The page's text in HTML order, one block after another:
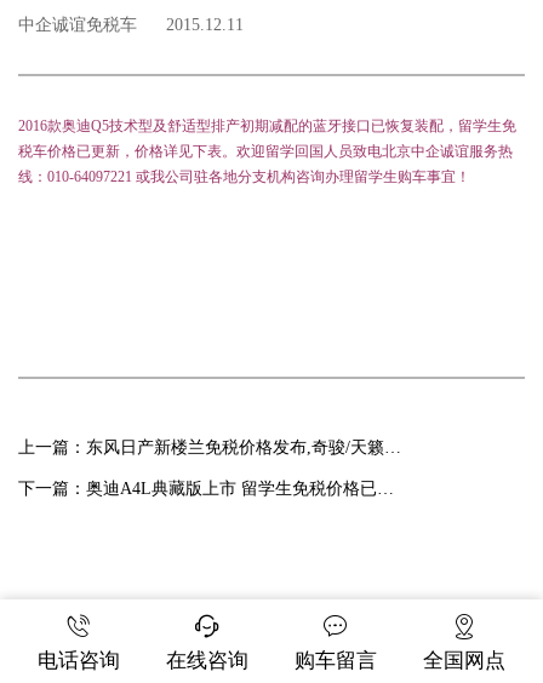
中企诚谊免税车 2015.12.11
2016款奥迪Q5技术型及舒适型排产初期减配的蓝牙接口已恢复装配，留学生免
税车价格已更新，价格详见下表。欢迎留学回国人员致电北京中企诚谊服务热
线：010-64097221 或我公司驻各地分支机构咨询办理留学生购车事宜！
上一篇： 东风日产新楼兰免税价格发布,奇骏/天籁免税价格下调
下一篇： 奥迪A4L典藏版上市 留学生免税价格已发布
电话咨询 在线咨询 购车留言 全国网点